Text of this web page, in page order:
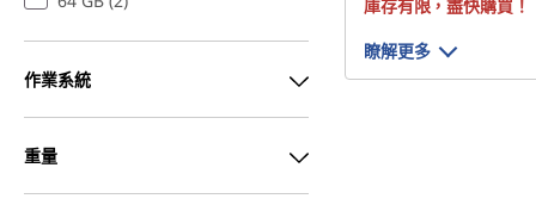
作業系統
重量
庫存有限，盡快購買！
瞭解更多